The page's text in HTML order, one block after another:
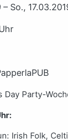
So.,
Irish Folk,